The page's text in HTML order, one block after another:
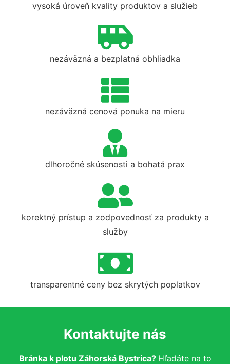
vysoká úroveň kvality produktov a služieb
nezáväzná a bezplatná obhliadka
nezáväzná cenová ponuka na mieru
dlhoročné skúsenosti a bohatá prax
korektný prístup a zodpovednosť za produkty a
služby
transparentné ceny bez skrytých poplatkov
Kontaktujte nás
Bránka k plotu Záhorská Bystrica? Hľadáte na to